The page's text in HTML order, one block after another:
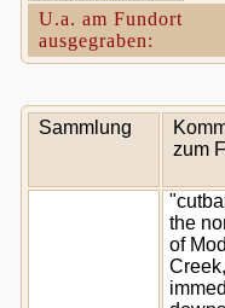
U.a. am Fundort
ausgegraben:
Sammlung
zum
the
of
Creek,